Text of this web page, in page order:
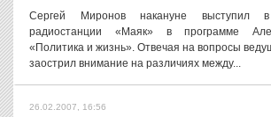
Сергей Миронов накануне выступил
радиостанции «Маяк» в программе
«Политика и жизнь». Отвечая на вопросы
заострил внимание на различиях между...
26.02.2007, 16:56